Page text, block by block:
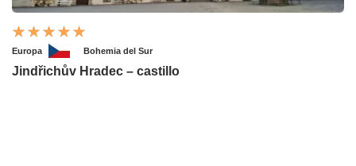
Europa Bohemia del Sur
Jindřichův Hradec – castillo